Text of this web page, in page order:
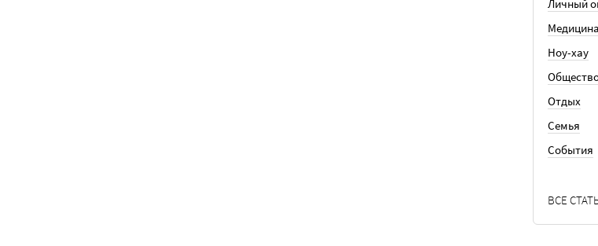
Личный
Медицина
Ноу-хау
Отдых
Семья
События
ВСЕ